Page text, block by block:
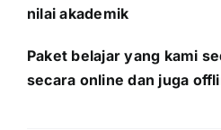
nilai akademik
Paket belajar yang kami
secara online dan juga